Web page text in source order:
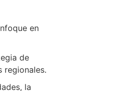
en
de
regionales.
la